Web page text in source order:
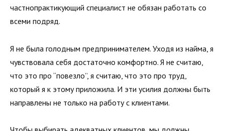
частнопрактикующий специалист не обязан работать со
всеми подряд.
Я не была голодным предпринимателем. Уходя из найма, я
чувствовала себя достаточно комфортно. Я не считаю,
что это про “повезло”, я считаю, что это про труд,
который я к этому приложила. И эти усилия должны быть
направлены не только на работу с клиентами.